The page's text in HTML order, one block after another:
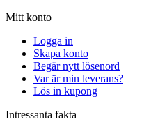
Mitt konto
Logga in
Skapa konto
Begär nytt lösenord
Var är min leverans?
Lös in kupong
Intressanta fakta